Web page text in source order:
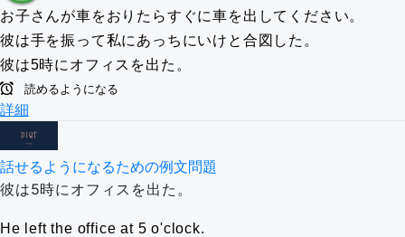
お子さんが車をおりたらすぐに車を出してください。
彼は手を振って私にあっちにいけと合図した。
彼は5時にオフィスを出た。
読めるようになる
詳細
話せるようになるための例文問題
彼は5時にオフィスを出た。
He left the office at 5 o'clock.